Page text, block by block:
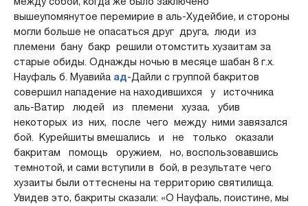
вышеупомянутое перемирие в аль-Худейбие, и стороны
могли больше не опасаться друг друга, люди из
племени бану бакр решили отомстить хузаитам за
старые обиды. Однажды ночью в месяце шабан 8 г.х.
Науфаль б. Муавийа ад-Дайли с группой бакритов
совершил нападение на находившихся у источника
аль-Ватир людей из племени хузаа, убив
некоторых из них, после чего между ними завязался
бой. Курейшиты вмешались и не только оказали
бакритам помощь оружием, но, воспользовавшись
темнотой, и сами вступили в бой, в результате чего
хузаиты были оттеснены на территорию святилища.
Увидев это, бакриты сказали: «О Науфаль, поистине, мы